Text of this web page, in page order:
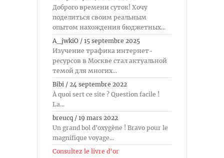
Доброго времени суток! Хочу
поделиться своим реальным
опытом нахождения бюджетных...
A_jwkiO / 15 septembre 2025
Изучение трафика интернет-
ресурсов в Москве стал актуальной
темой для многих...
Bibi / 24 septembre 2022
À quoi sert ce site ? Question facile !
La...
breucq / 19 mars 2022
Un grand bol d'oxygène ! Bravo pour le
magnifique voyage...
Consultez le livre d’or